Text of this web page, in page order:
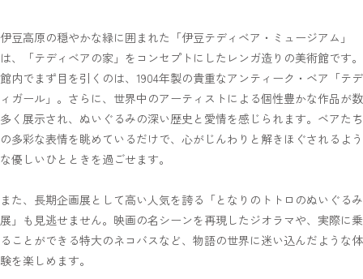
伊豆高原の穏やかな緑に囲まれた「伊豆テディベア・ミュージアム」
は、「テディベアの家」をコンセプトにしたレンガ造りの美術館です。
館内でまず目を引くのは、1904年製の貴重なアンティーク・ベア「テデ
ィガール」。さらに、世界中のアーティストによる個性豊かな作品が数
多く展示され、ぬいぐるみの深い歴史と愛情を感じられます。ベアたち
の多彩な表情を眺めているだけで、心がじんわりと解きほぐされるよう
な優しいひとときを過ごせます。
また、長期企画展として高い人気を誇る「となりのトトロのぬいぐるみ
展」も見逃せません。映画の名シーンを再現したジオラマや、実際に乗
ることができる特大のネコバスなど、物語の世界に迷い込んだような体
験を楽しめます。